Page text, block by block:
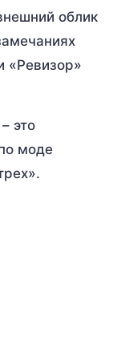
облик
«Ревизор»
это
моде